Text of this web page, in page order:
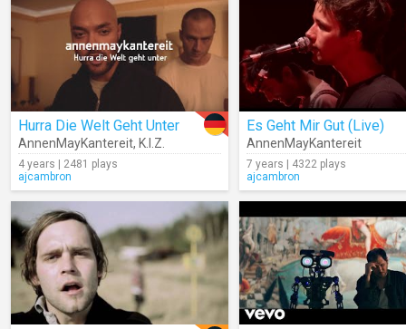
Hurra Die Welt Geht Unter
AnnenMayKantereit, K.I.Z.
4 years | 2481 plays
ajcambron
Es Geht Mir Gut (Live)
AnnenMayKantereit
7 years | 4322 plays
ajcambron